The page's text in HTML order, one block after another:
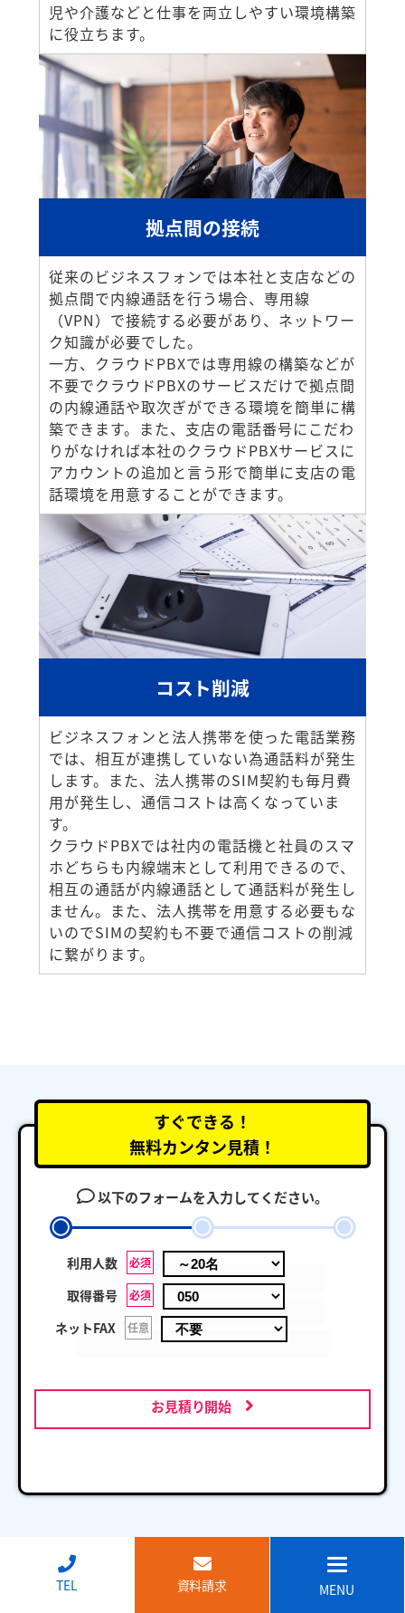
児や介護などと仕事を両立しやすい環境構築
に役立ちます。
拠点間の接続
従来のビジネスフォンでは本社と支店などの
拠点間で内線通話を行う場合、専用線
（VPN）で接続する必要があり、ネットワー
ク知識が必要でした。
一方、クラウドPBXでは専用線の構築などが
不要でクラウドPBXのサービスだけで拠点間
の内線通話や取次ぎができる環境を簡単に構
築できます。また、支店の電話番号にこだわ
りがなければ本社のクラウドPBXサービスに
アカウントの追加と言う形で簡単に支店の電
話環境を用意することができます。
コスト削減
ビジネスフォンと法人携帯を使った電話業務
では、相互が連携していない為通話料が発生
します。また、法人携帯のSIM契約も毎月費
用が発生し、通信コストは高くなっていま
す。
クラウドPBXでは社内の電話機と社員のスマ
ホどちらも内線端末として利用できるので、
相互の通話が内線通話として通話料が発生し
ません。また、法人携帯を用意する必要もな
いのでSIMの契約も不要で通信コストの削減
に繋がります。
すぐできる！
無料カンタン見積！
以下のフォームを入力してください。
利用人数 必須
取得番号 必須
ネットFAX 任意
お見積り開始
TEL 資料請求 MENU